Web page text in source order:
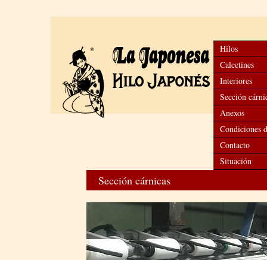
Hilos
Calcetines
Interiores
Sección
Anexos
Condiciones
Contacto
Situación
Sección cárnicas